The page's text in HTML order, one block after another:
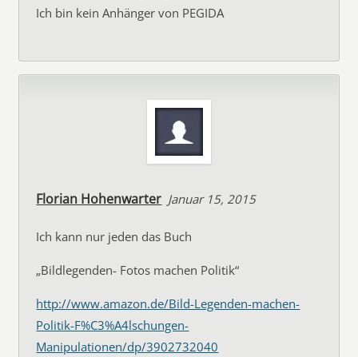
Ich bin kein Anhänger von PEGIDA
Florian Hohenwarter Januar 15, 2015
Ich kann nur jeden das Buch
„Bildlegenden- Fotos machen Politik“
http://www.amazon.de/Bild-Legenden-machen-
Politik-F%C3%A4lschungen-
Manipulationen/dp/3902732040